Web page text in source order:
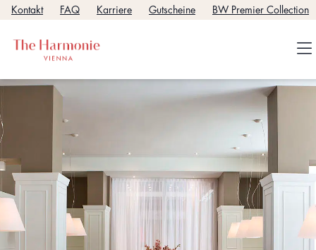
Kontakt FAQ Karriere Gutscheine BW Premier Collection